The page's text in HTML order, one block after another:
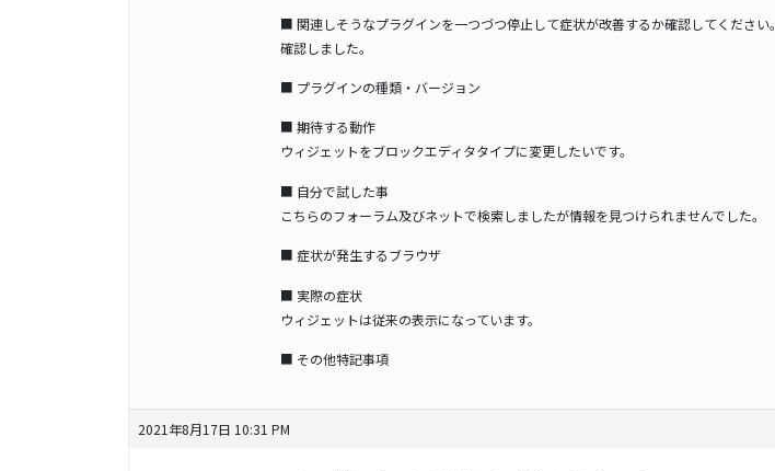
■ 関連しそうなプラグインを一つづつ停止して症状が改善するか確認してください。
確認しました。
■ プラグインの種類・バージョン
■ 期待する動作
ウィジェットをブロックエディタタイプに変更したいです。
■ 自分で試した事
こちらのフォーラム及びネットで検索しましたが情報を見つけられませんでした。
■ 症状が発生するブラウザ
■ 実際の症状
ウィジェットは従来の表示になっています。
■ その他特記事項
2021年8月17日 10:31 PM